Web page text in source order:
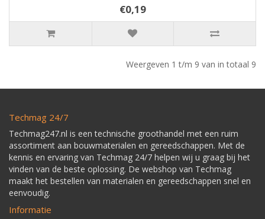
€0,19
Weergeven 1 t/m 9 van in totaal 9
Techmag 24/7
Techmag247.nl is een technische groothandel met een ruim
assortiment aan bouwmaterialen en gereedschappen. Met de
kennis en ervaring van Techmag 24/7 helpen wij u graag bij het
vinden van de beste oplossing. De webshop van Techmag
maakt het bestellen van materialen en gereedschappen snel en
eenvoudig.
Informatie